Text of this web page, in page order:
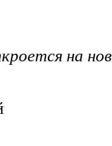
на